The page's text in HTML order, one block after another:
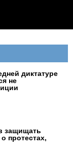
диктатуре
не
защищать
протестах,